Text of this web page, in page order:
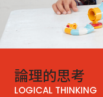
論理的思考
LOGICAL THINKING